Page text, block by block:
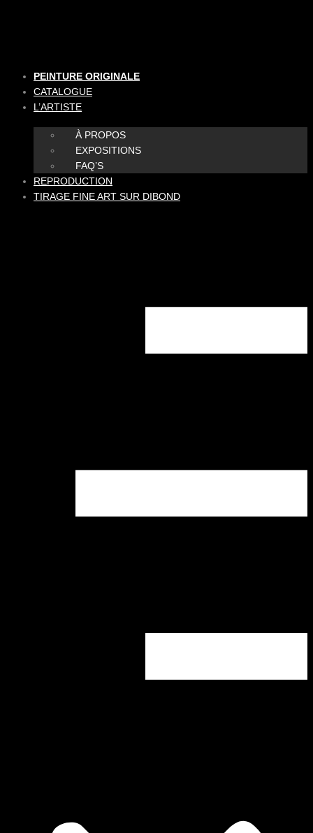
PEINTURE ORIGINALE
CATALOGUE
L’ARTISTE
À PROPOS
EXPOSITIONS
FAQ’S
REPRODUCTION
TIRAGE FINE ART SUR DIBOND